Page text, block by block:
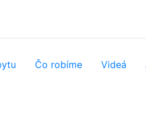
Čo robíme Videá